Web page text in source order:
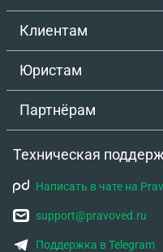
Клиентам
Юристам
Партнёрам
Техническая
Написать в чате на
support@pravoved.ru
Поддержка в Telegram